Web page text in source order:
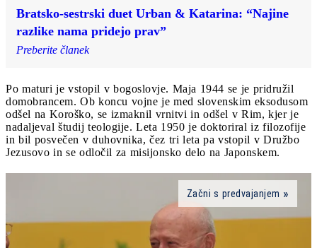
Bratsko-sestrski duet Urban & Katarina: “Najine
razlike nama pridejo prav”
Preberite članek
Po maturi je vstopil v bogoslovje. Maja 1944 se je pridružil
domobrancem. Ob koncu vojne je med slovenskim eksodusom
odšel na Koroško, se izmaknil vrnitvi in odšel v Rim, kjer je
nadaljeval študij teologije. Leta 1950 je doktoriral iz filozofije
in bil posvečen v duhovnika, čez tri leta pa vstopil v Družbo
Jezusovo in se odločil za misijonsko delo na Japonskem.
Začni s predvajanjem